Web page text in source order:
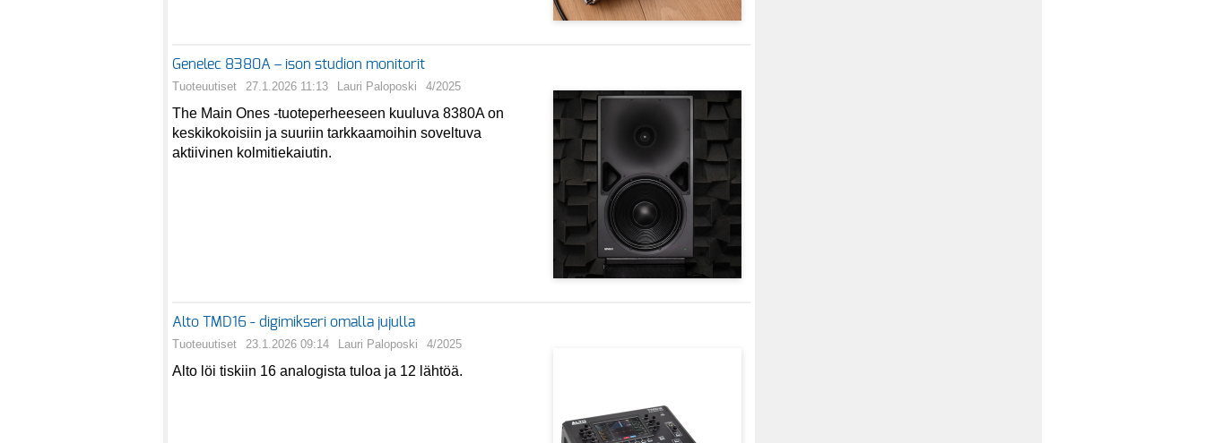
Genelec 8380A – ison studion monitorit
Tuoteuutiset 27.1.2026 11:13 Lauri Paloposki 4/2025
The Main Ones -tuoteperheeseen kuuluva 8380A on
keskikokoisiin ja suuriin tarkkaamoihin soveltuva
aktiivinen kolmitiekaiutin.
Alto TMD16 - digimikseri omalla jujulla
Tuoteuutiset 23.1.2026 09:14 Lauri Paloposki 4/2025
Alto löi tiskiin 16 analogista tuloa ja 12 lähtöä.